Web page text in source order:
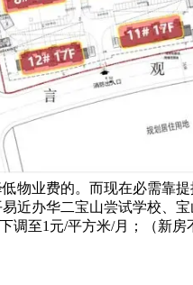
物业费的。而现在必需靠
近办华二宝山尝试学校、
调至1元/平方米/月；（新